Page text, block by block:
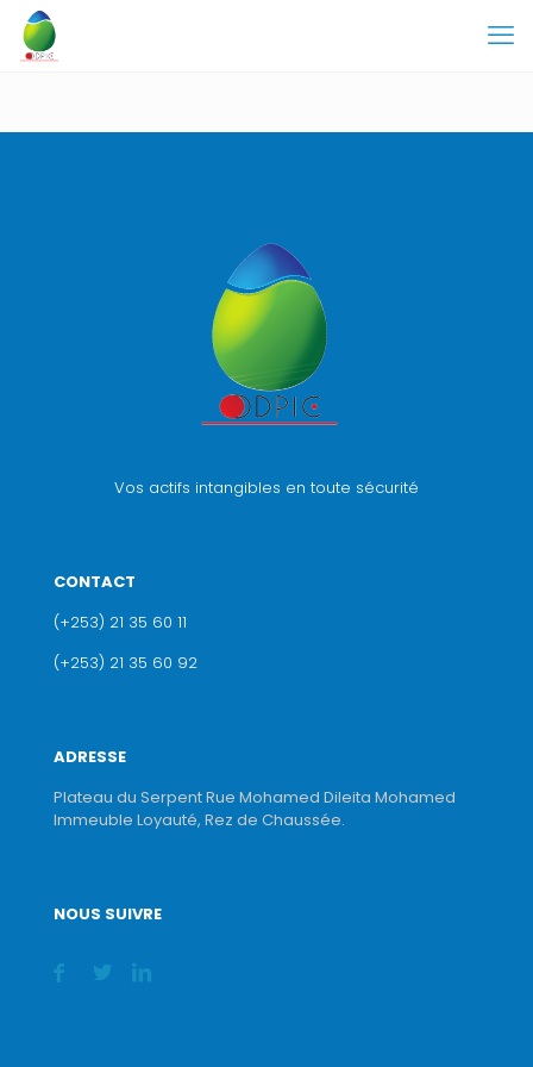
Vos actifs intangibles en toute sécurité
CONTACT
(+253) 21 35 60 11
(+253) 21 35 60 92
ADRESSE
Plateau du Serpent Rue Mohamed Dileita Mohamed
Immeuble Loyauté, Rez de Chaussée.
NOUS SUIVRE